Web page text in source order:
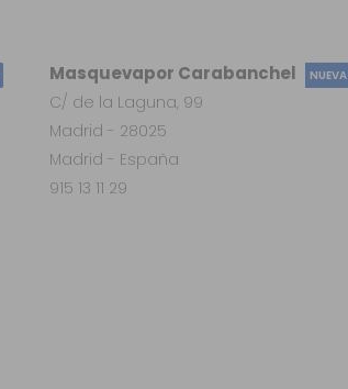
Masquevapor Carabanchel NUEVA
C/ de la Laguna, 99
Madrid - 28025
Madrid - España
915 13 11 29